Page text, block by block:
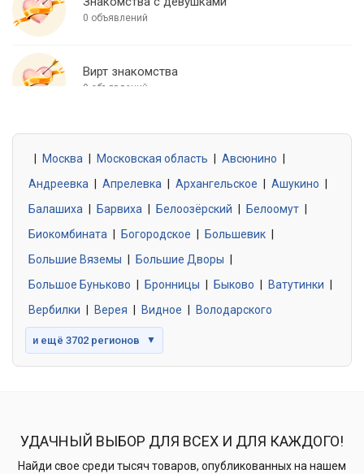
0 объявлений
Вирт знакомства
0 объявлений
0 объявлений
Знакомства без обязательств
0 объявлений
Москва Московская область Авсюнино
Андреевка
Апрелевка Архангельское Ашукино
Балашиха
Барвиха Белоозёрский Белоомут
Биокомбината
Богородское Большевик
Большие Вяземы
Большие Дворы
Большое Буньково
Бронницы Быково Ватутинки
Вербилки
Верея Видное Володарского
и ещё 3702 регионов ▼
УДАЧНЫЙ ВЫБОР ДЛЯ ВСЕХ И ДЛЯ КАЖДОГО!
Найди свое среди тысяч товаров, опубликованных на нашем